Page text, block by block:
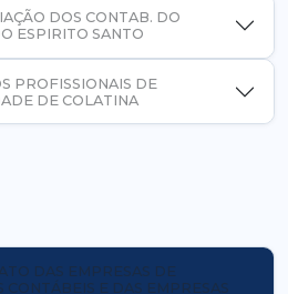
DOS CONTAB. DO
ESPIRITO SANTO
PROFISSIONAIS DE
DE COLATINA
DAS EMPRESAS DE
CONTÁBEIS E DAS EMPRESAS